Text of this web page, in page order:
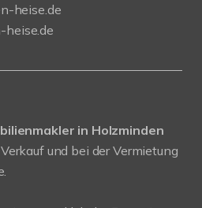
heise.de
in Holzminden
und bei der Vermietung